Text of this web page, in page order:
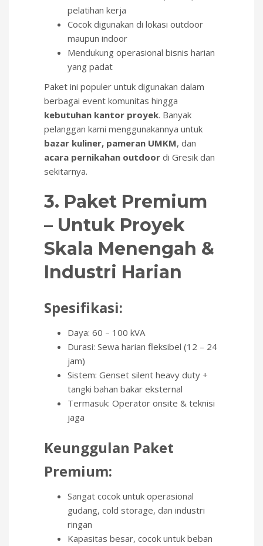
pelatihan kerja
Cocok digunakan di lokasi outdoor
maupun indoor
Mendukung operasional bisnis harian
yang padat
Paket ini populer untuk digunakan dalam
berbagai event komunitas hingga
kebutuhan kantor proyek. Banyak
pelanggan kami menggunakannya untuk
bazar kuliner, pameran UMKM, dan
acara pernikahan outdoor di Gresik dan
sekitarnya.
3. Paket Premium
– Untuk Proyek
Skala Menengah &
Industri Harian
Spesifikasi:
Daya: 60 – 100 kVA
Durasi: Sewa harian fleksibel (12 – 24
jam)
Sistem: Genset silent heavy duty +
tangki bahan bakar eksternal
Termasuk: Operator onsite & teknisi
jaga
Keunggulan Paket
Premium:
Sangat cocok untuk operasional
gudang, cold storage, dan industri
ringan
Kapasitas besar, cocok untuk beban